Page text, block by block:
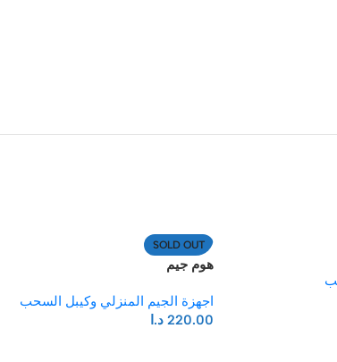
SOLD OUT
هوم جيم
اجهزة الجيم المنزلي وكيبل السحب
220.00 د.ا